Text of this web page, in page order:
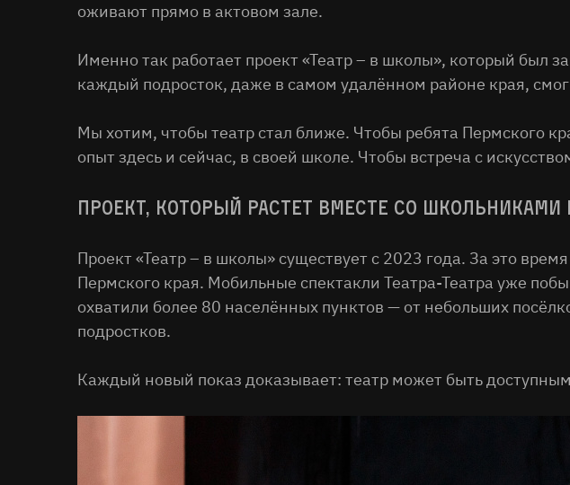
оживают прямо в актовом зале.
Именно так работает проект «Театр – в школы», который был
каждый подросток, даже в самом удалённом районе края,
Мы хотим, чтобы театр стал ближе. Чтобы ребята Пермского
опыт здесь и сейчас, в своей школе. Чтобы встреча с
Проект, который растет вместе со школьниками
Проект «Театр – в школы» существует с 2023 года. За это
Пермского края. Мобильные спектакли Театра-Театра уже
охватили более 80 населённых пунктов — от небольших
подростков.
Каждый новый показ доказывает: театр может быть